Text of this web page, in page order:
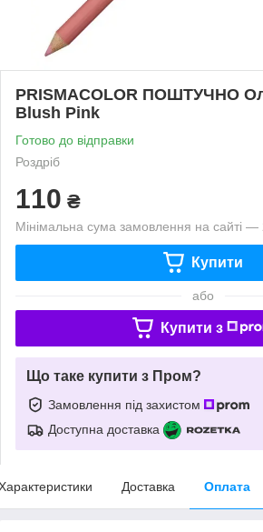
PRISMACOLOR ПОШТУЧНО
Blush Pink
Готово до відправки
Роздріб
110 ₴
Мінімальна сума замовлення на сайті —
Купити
або
Купити з
Що таке купити з Пром?
Замовлення під захистом
Доступна доставка
Доставка Оплата